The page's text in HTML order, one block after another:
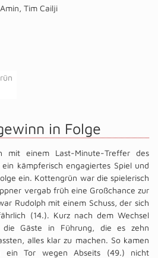
, Tim Cailji
in Folge
mit einem Last-Minute-Treffer des
kämpferisch engagiertes Spiel und
ein. Kottengrün war die spielerisch
vergab früh eine Großchance zur
Rudolph mit einem Schuss, der sich
(14.). Kurz nach dem Wechsel
die Gäste in Führung, die es zehn
alles klar zu machen. So kamen
ein Tor wegen Abseits (49.) nicht